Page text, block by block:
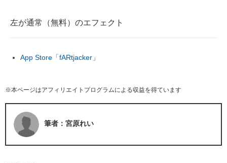
左が通常（無料）のエフェクト
App Store「fARtjacker」
※本ページはアフィリエイトプログラムによる収益を得ています
筆者：宮原れい